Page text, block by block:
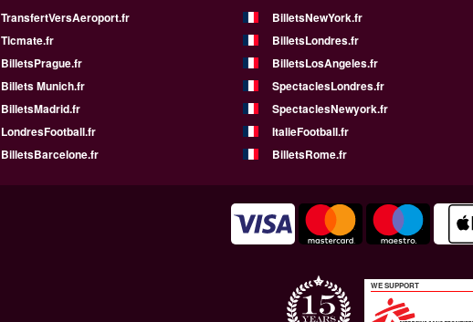
TransfertVersAeroport.fr BilletsNewYork.fr
Ticmate.fr
BilletsLondres.fr
BilletsPrague.fr
BilletsLosAngeles.fr
Billets Munich.fr
SpectaclesLondres.fr
BilletsMadrid.fr
SpectaclesNewyork.fr
LondresFootball.fr
ItalieFootball.fr
BilletsBarcelone.fr
BilletsRome.fr
WE SUPPORT